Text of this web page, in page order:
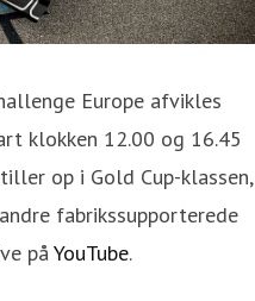
Europe afvikles
klokken 12.00 og 16.45
op i Gold Cup-klassen,
fabrikssupporterede
på YouTube.